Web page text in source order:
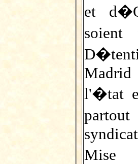
et
soient
l'�tat
Mise